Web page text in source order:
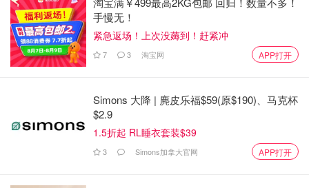
手慢无！
紧急返场！上次没薅到！赶紧冲
7 3 淘宝网 APP打开
Simons 大降 | 麂皮乐福$59(原$190)、马克杯
$2.9
1.5折起 RL睡衣套装$39
3 Simons加拿大官网 APP打开